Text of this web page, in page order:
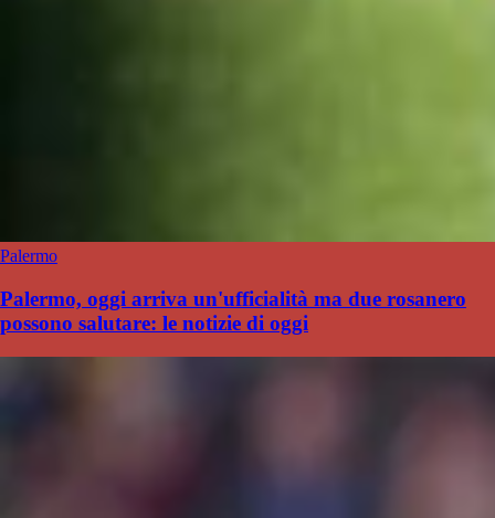
Palermo
Palermo, oggi arriva un'ufficialità ma due rosanero
possono salutare: le notizie di oggi